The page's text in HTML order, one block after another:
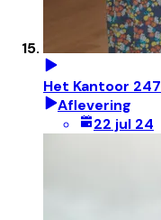
Het Kantoor 247
Aflevering
22 jul 24